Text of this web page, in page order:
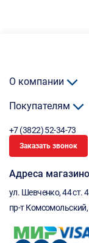
О компании
Покупателям
+7 (3822) 52-34-73
Заказать звонок
Адреса
ул. Шевченко, 44 ст.
пр-т Комсомольский,